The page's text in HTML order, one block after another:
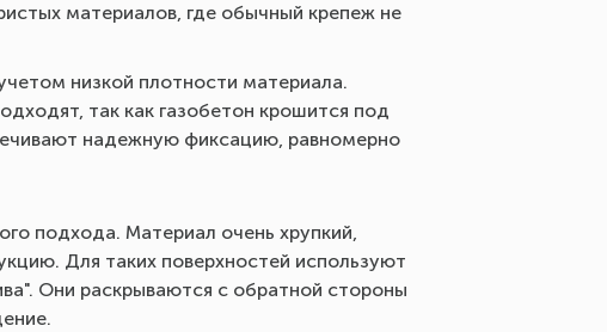
материалов, где обычный крепеж не
низкой плотности материала.
так как газобетон крошится под
надежную фиксацию, равномерно
подхода. Материал очень хрупкий,
Для таких поверхностей используют
Они раскрываются с обратной стороны